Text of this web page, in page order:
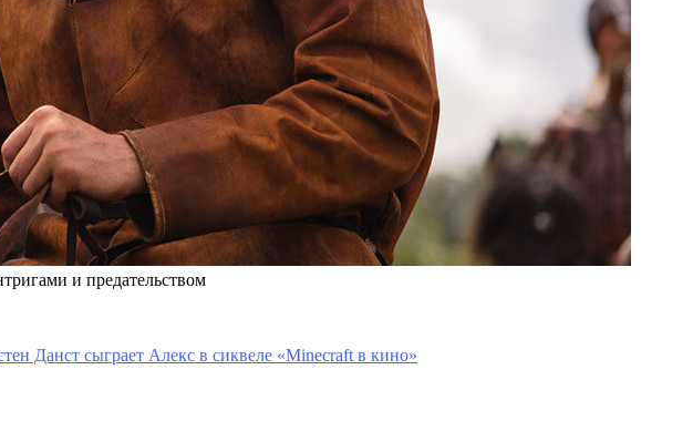
и предательством
Данст сыграет Алекс в сиквеле «Minecraft в кино»